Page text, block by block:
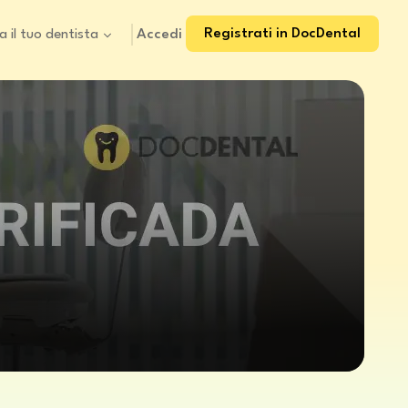
il tuo dentista Accedi Registrati in DocDental